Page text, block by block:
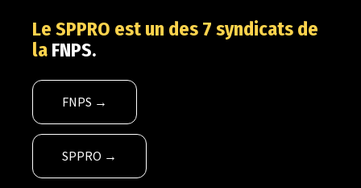
Le SPPRO est un des 7 syndicats de
la FNPS.
FNPS →
SPPRO →